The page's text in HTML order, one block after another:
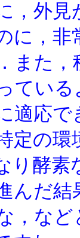
，外
に，
また
てい
適応
定の
り酵素
んだ
，な